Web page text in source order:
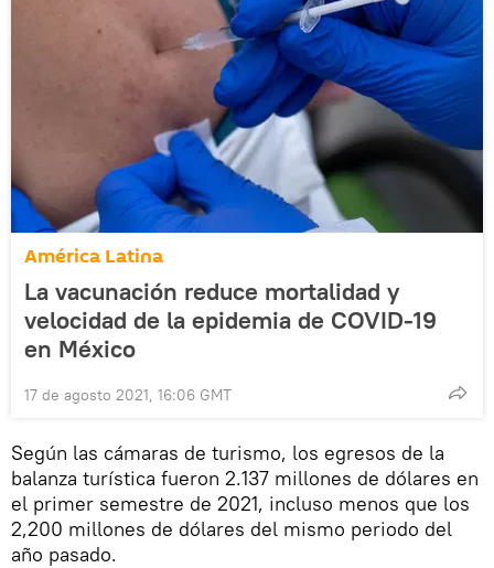
América Latina
La vacunación reduce mortalidad y
velocidad de la epidemia de COVID-19
en México
17 de agosto 2021, 16:06 GMT
Según las cámaras de turismo, los egresos de la
balanza turística fueron 2.137 millones de dólares en
el primer semestre de 2021, incluso menos que los
2,200 millones de dólares del mismo periodo del
año pasado.